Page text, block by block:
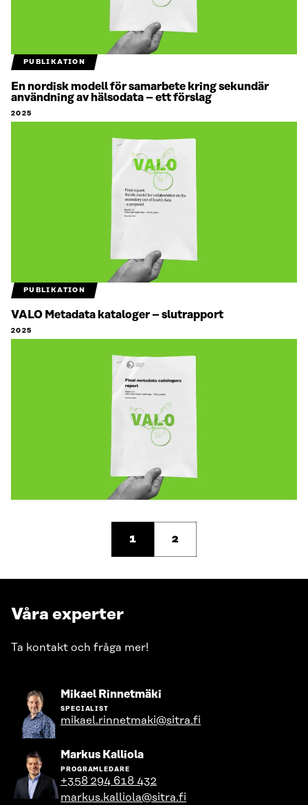
PUBLIKATION
En nordisk modell för samarbete kring sekundär
användning av hälsodata – ett förslag
2025
PUBLIKATION
VALO Metadata kataloger – slutrapport
2025
1 2
Våra experter
Ta kontakt och fråga mer!
Mikael Rinnetmäki
personens
profil
SPECIALIST
mikael.rinnetmaki@sitra.fi
Markus KalliolaGå
personens
profil
PROGRAMLEDARE
+358 294 618 432
markus.kalliola@sitra.fi